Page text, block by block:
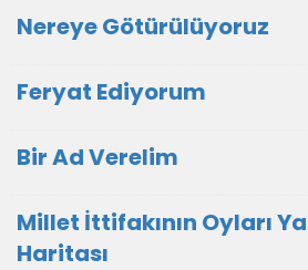
Nereye Götürülüyoruz
Feryat Ediyorum
Bir Ad Verelim
Millet İttifakının Oyları
Haritası